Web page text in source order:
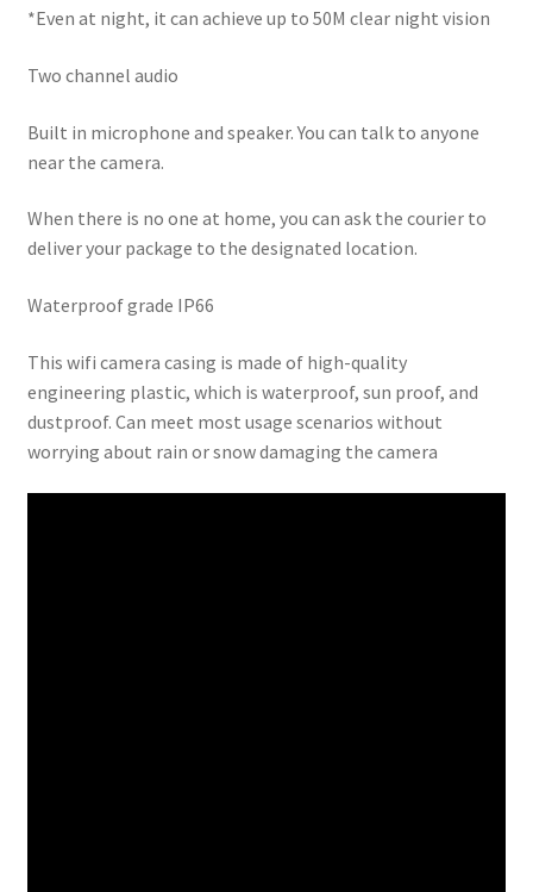
*Even at night, it can achieve up to 50M clear night vision
Two channel audio
Built in microphone and speaker. You can talk to anyone
near the camera.
When there is no one at home, you can ask the courier to
deliver your package to the designated location.
Waterproof grade IP66
This wifi camera casing is made of high-quality
engineering plastic, which is waterproof, sun proof, and
dustproof. Can meet most usage scenarios without
worrying about rain or snow damaging the camera